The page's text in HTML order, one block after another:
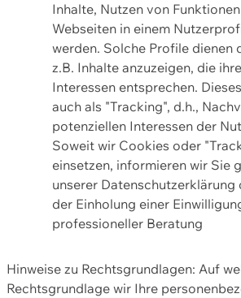
Inhalte, Nutzen von
Webseiten in einem
werden. Solche Profile dienen
z.B. Inhalte anzuzeigen, die
Interessen entsprechen.
auch als "Tracking", d.h.,
potenziellen Interessen der
Soweit wir Cookies oder
einsetzen, informieren wir Sie
unserer Datenschutzerklärung
der Einholung einer
professioneller Beratung
Hinweise zu Rechtsgrundlagen: Auf
Rechtsgrundlage wir Ihre